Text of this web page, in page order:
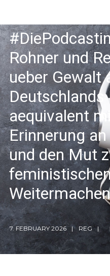
Rohner und
ueber Gewalt
Deutschlands
aequivalent
Erinnerung
und den Mut
7. FEBRUARY 2026 REG